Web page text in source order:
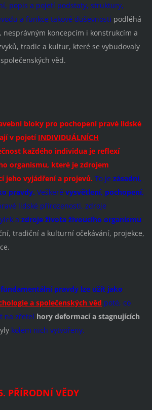
popis a pojetí podstaty, struktury,
a funkce takové duševnosti podléhá
nesprávným koncepcím i konstrukcím a
tradic a kultur, které se vybudovaly
věd.
bloky pro pochopení pravé lidské
v pojetí INDIVIDUÁLNÍCH
každého individua je reflexí
organismu, které je zdrojem
jeho vyjádření a projevů. To je zásadní,
pravdy. Veškeré vysvětlení, pochopení,
lidské přirozenosti, zdroje
a zdroje života živoucího organismu
tradiční a kulturní očekávání, projekce,
pravdy lze užít jako
a společenských věd poté, co
na zřetel hory deformací a stagnujících
kolem nich vytvořeny.
PŘÍRODNÍ VĚDY